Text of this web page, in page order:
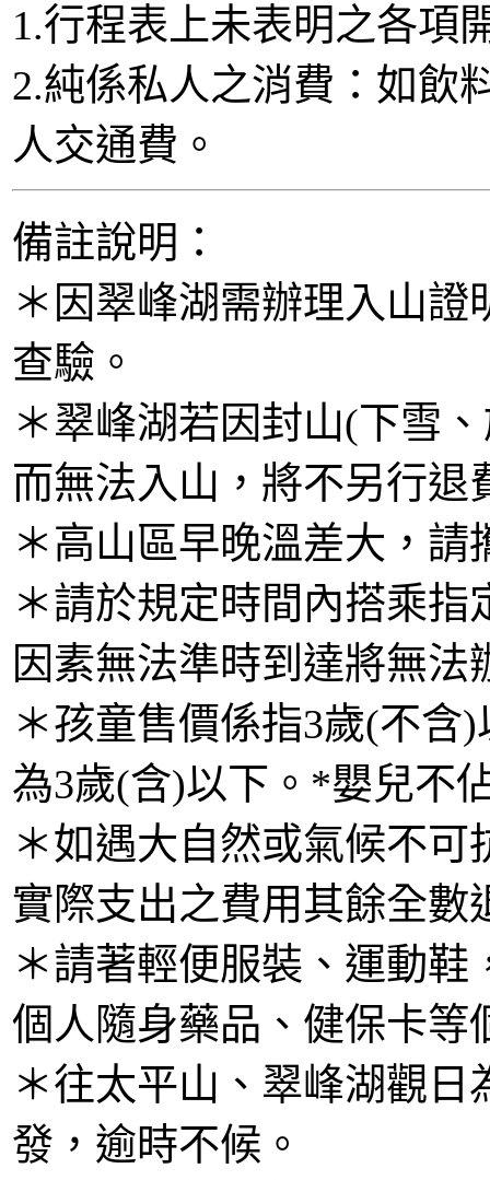
1.行程表上未表明之各項
2.純係私人之消費：如飲
人交通費。
備註說明：
＊因翠峰湖需辦理入山
查驗。
＊翠峰湖若因封山(下雪
而無法入山，將不另行退
＊高山區早晚溫差大，請
＊請於規定時間內搭乘
因素無法準時到達將無法
＊孩童售價係指3歲(不含
為3歲(含)以下。*嬰兒不
＊如遇大自然或氣候不
實際支出之費用其餘全數
＊請著輕便服裝、運動
個人隨身藥品、健保卡等
＊往太平山、翠峰湖觀
發，逾時不候。